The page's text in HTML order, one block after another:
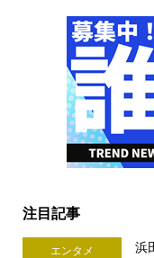
注目記事
エンタメ
浜